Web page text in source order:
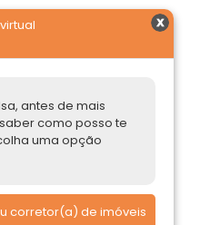
antes de mais
como posso te
uma opção
corretor(a) de imóveis